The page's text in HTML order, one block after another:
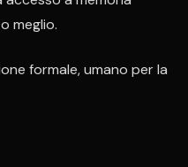
meglio.
formale, umano per la